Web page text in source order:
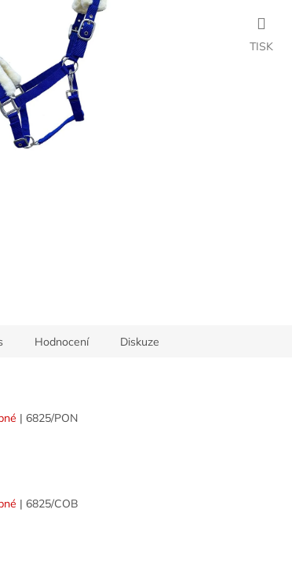
TISK
Hodnocení Diskuze
| 6825/PON
| 6825/COB